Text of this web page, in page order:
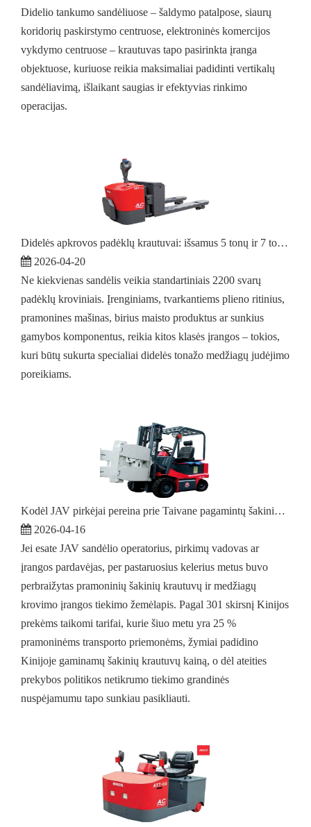
Didelio tankumo sandėliuose – šaldymo patalpose, siaurų
koridorių paskirstymo centruose, elektroninės komercijos
vykdymo centruose – krautuvas tapo pasirinkta įranga
objektuose, kuriuose reikia maksimaliai padidinti vertikalų
sandėliavimą, išlaikant saugias ir efektyvias rinkimo
operacijas.
Didelės apkrovos padėklų krautuvai: išsamus 5 tonų ir 7 tonų elektrinių modelių vadovas
2026-04-20
Ne kiekvienas sandėlis veikia standartiniais 2200 svarų
padėklų kroviniais. Įrenginiams, tvarkantiems plieno ritinius,
pramonines mašinas, birius maisto produktus ar sunkius
gamybos komponentus, reikia kitos klasės įrangos – tokios,
kuri būtų sukurta specialiai didelės tonažo medžiagų judėjimo
poreikiams.
Kodėl JAV pirkėjai pereina prie Taivane pagamintų šakinių krautuvų po 301 skirsnio tarifų
2026-04-16
Jei esate JAV sandėlio operatorius, pirkimų vadovas ar
įrangos pardavėjas, per pastaruosius kelerius metus buvo
perbraižytas pramoninių šakinių krautuvų ir medžiagų
krovimo įrangos tiekimo žemėlapis. Pagal 301 skirsnį Kinijos
prekėms taikomi tarifai, kurie šiuo metu yra 25 %
pramoninėms transporto priemonėms, žymiai padidino
Kinijoje gaminamų šakinių krautuvų kainą, o dėl ateities
prekybos politikos netikrumo tiekimo grandinės
nuspėjamumu tapo sunkiau pasikliauti.